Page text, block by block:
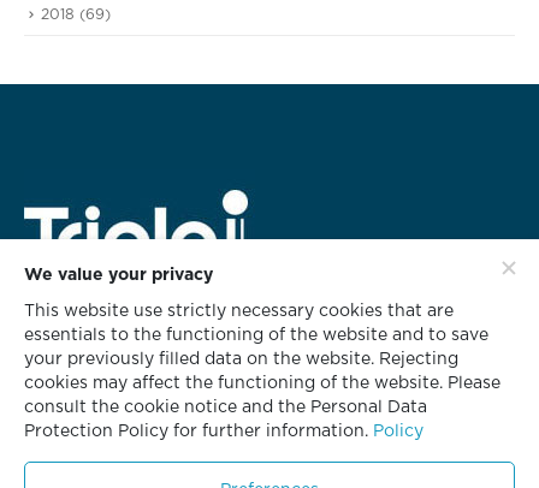
2018 (69)
สำนักงานใหญ่
628 ชั้น 3 อาคารทริพเพิล ไอ
ซอยกลับชม ถนนนนทรี แขวงช่องนนทรี
เขตยานนาวา กรุงเทพฯ 10120
โทร. 02 681 8700
โทรสาร. 02 681 8701
We value your privacy
This website use strictly necessary cookies that are
essentials to the functioning of the website and to save
your previously filled data on the website. Rejecting
cookies may affect the functioning of the website. Please
consult the cookie notice and the Personal Data
Protection Policy for further information. Policy